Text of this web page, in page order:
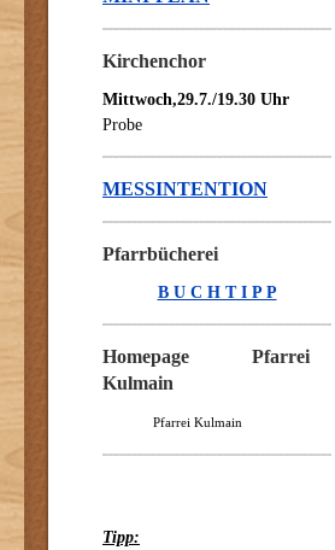
Kirchenchor
Mittwoch,29.7./19.30 Uhr
Probe
MESSINTENTION
Pfarrbücherei
B U C H T I P P
Homepage Pfarrei
Kulmain
Pfarrei Kulmain
Tipp: